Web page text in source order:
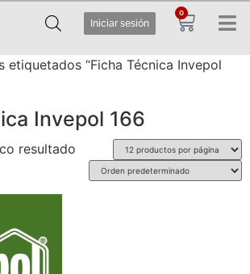
Iniciar sesión
0
etiquetados “Ficha Técnica Invepol
Invepol 166
resultado